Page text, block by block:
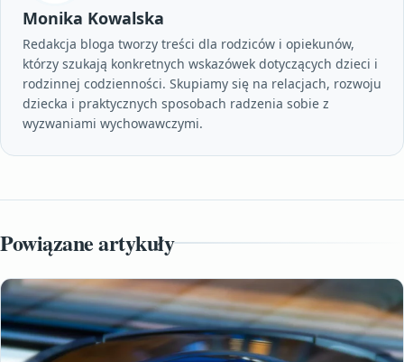
Monika Kowalska
Redakcja bloga tworzy treści dla rodziców i opiekunów,
którzy szukają konkretnych wskazówek dotyczących dzieci i
rodzinnej codzienności. Skupiamy się na relacjach, rozwoju
dziecka i praktycznych sposobach radzenia sobie z
wyzwaniami wychowawczymi.
Powiązane artykuły